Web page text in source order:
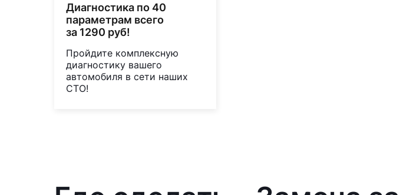
Диагностика по 40
параметрам всего
за 1290 руб!
Пройдите комплексную
диагностику вашего
автомобиля в сети наших
СТО!